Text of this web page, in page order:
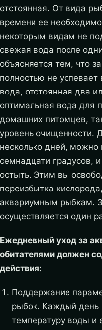
отстоянная. От вида
времени ее необходимо
некоторым видам не
свежая вода после
объясняется тем, что
полностью не успевает
вода, отстоянная два
оптимальная вода для
домашних питомцев,
уровень очищенности.
несколько дней, можно
семнадцати градусов,
остыть. Этим вы
переизбытка
аквариумным рыбкам.
осуществляется один
Ежедневный уход за
обитателями должен
действия:
Поддержание
рыбок. Каждый день
температуру воды и